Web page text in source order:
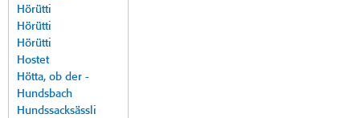
Hörütti
Hörütti
Hörütti
Hostet
Hötta, ob der -
Hundsbach
Hundssacksässli